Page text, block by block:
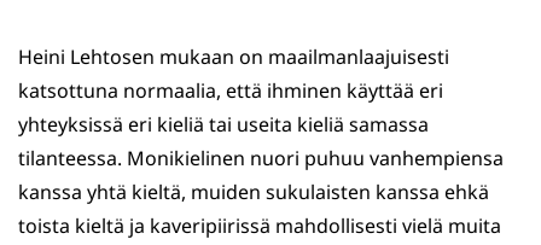
Heini Lehtosen mukaan on maailmanlaajuisesti
katsottuna normaalia, että ihminen käyttää eri
yhteyksissä eri kieliä tai useita kieliä samassa
tilanteessa. Monikielinen nuori puhuu vanhempiensa
kanssa yhtä kieltä, muiden sukulaisten kanssa ehkä
toista kieltä ja kaveripiirissä mahdollisesti vielä muita